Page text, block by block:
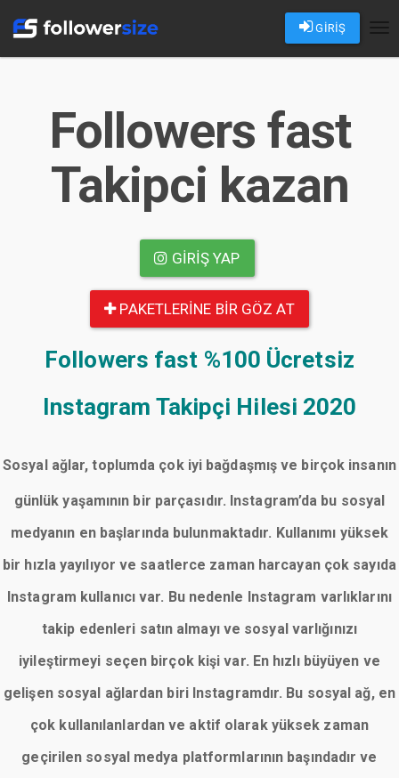
GİRİŞ
Followers fast
Takipci kazan
GIRIŞ YAP
PAKETLERINE BIR GÖZ AT
Followers fast %100 Ücretsiz
Instagram Takipçi Hilesi 2020
Sosyal ağlar, toplumda çok iyi bağdaşmış ve birçok insanın
günlük yaşamının bir parçasıdır. Instagram’da bu sosyal
medyanın en başlarında bulunmaktadır. Kullanımı yüksek
bir hızla yayılıyor ve saatlerce zaman harcayan çok sayıda
Instagram kullanıcı var. Bu nedenle Instagram varlıklarını
takip edenleri satın almayı ve sosyal varlığınızı
iyileştirmeyi seçen birçok kişi var. En hızlı büyüyen ve
gelişen sosyal ağlardan biri Instagramdır. Bu sosyal ağ, en
çok kullanılanlardan ve aktif olarak yüksek zaman
geçirilen sosyal medya platformlarının başındadır ve